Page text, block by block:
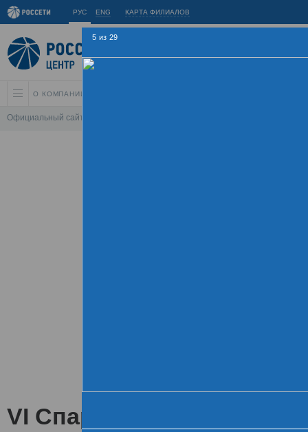
РУС ENG КАРТА ФИЛИАЛОВ
О КОМПАНИИ
Официальный сайт
VI Спартакиада
5 из 29